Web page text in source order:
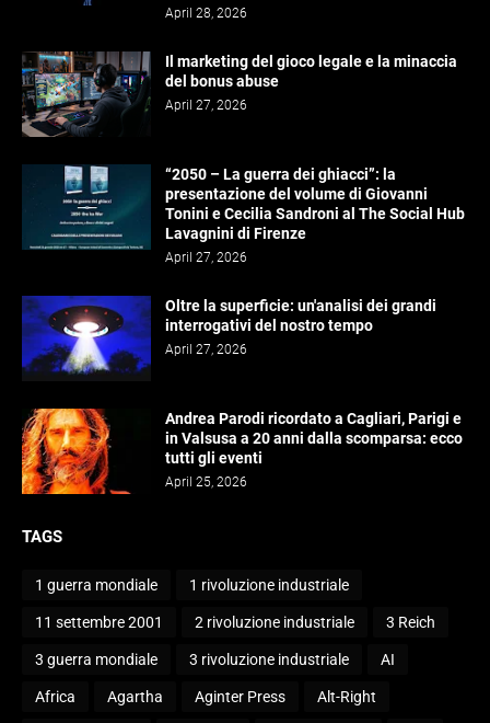
April 28, 2026
Il marketing del gioco legale e la minaccia
del bonus abuse
April 27, 2026
“2050 – La guerra dei ghiacci”: la
presentazione del volume di Giovanni
Tonini e Cecilia Sandroni al The Social Hub
Lavagnini di Firenze
April 27, 2026
Oltre la superficie: un'analisi dei grandi
interrogativi del nostro tempo
April 27, 2026
Andrea Parodi ricordato a Cagliari, Parigi e
in Valsusa a 20 anni dalla scomparsa: ecco
tutti gli eventi
April 25, 2026
TAGS
1 guerra mondiale 1 rivoluzione industriale
11 settembre 2001 2 rivoluzione industriale 3 Reich
3 guerra mondiale 3 rivoluzione industriale AI
Africa Agartha Aginter Press Alt-Right